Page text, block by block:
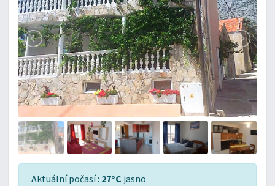
Aktuální počasí : 27°C jasno